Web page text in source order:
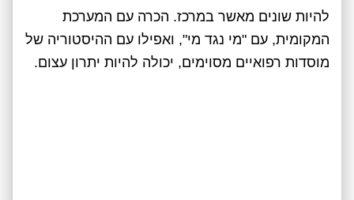
להיות שונים מאשר במרכז. הכרה עם המערכת
המקומית, עם "מי נגד מי", ואפילו עם ההיסטוריה של
מוסדות רפואיים מסוימים, יכולה להיות יתרון עצום.